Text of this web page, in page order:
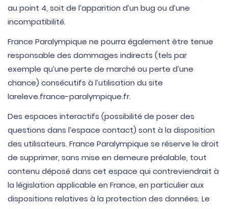
au point 4, soit de l’apparition d’un bug ou d’une
incompatibilité.
France Paralympique ne pourra également être tenue
responsable des dommages indirects (tels par
exemple qu’une perte de marché ou perte d’une
chance) consécutifs à l’utilisation du site
lareleve.france-paralympique.fr.
Des espaces interactifs (possibilité de poser des
questions dans l’espace contact) sont à la disposition
des utilisateurs. France Paralympique se réserve le droit
de supprimer, sans mise en demeure préalable, tout
contenu déposé dans cet espace qui contreviendrait à
la législation applicable en France, en particulier aux
dispositions relatives à la protection des données. Le